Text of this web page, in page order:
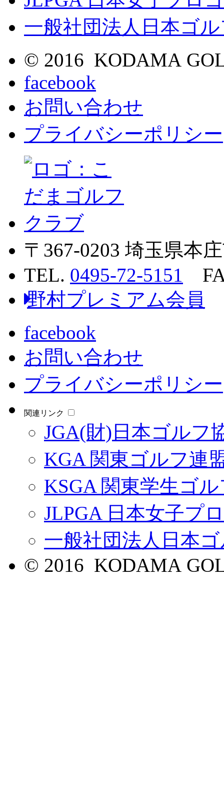
一般社団法人日本ゴ
© 2016 KODAMA
facebook
お問い合わせ
プライバシーポリシー
〒367-0203 埼玉県本
TEL. 0495-72-5151
野村プレミアム会員
facebook
お問い合わせ
プライバシーポリシー
関連リンク
JGA(財)日本ゴルフ
KGA 関東ゴルフ連
KSGA 関東学生ゴ
JLPGA 日本女子プ
一般社団法人日本
© 2016 KODAMA